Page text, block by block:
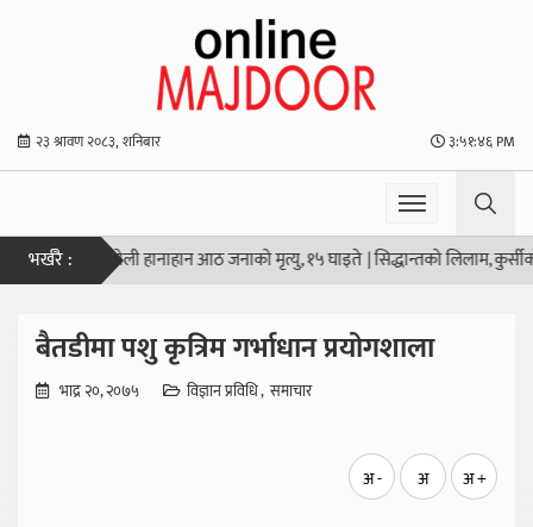
२३ श्रावण २०८३, शनिबार ३:५१:४६ PM
भर्खरै :
स्कूलमा गोली हानाहान आठ जनाको मृत्यु, १५ घाइते |सिद्धान्तको लिलाम, कुर्सीको
बैतडीमा पशु कृत्रिम गर्भाधान प्रयोगशाला
भाद्र २०, २०७५ विज्ञान प्रविधि समाचार
अ - अ अ +